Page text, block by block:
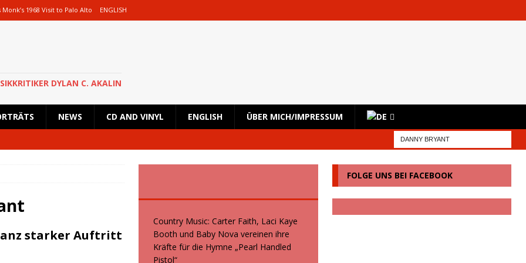
1968 Visit to Palo Alto ENGLISH
Creole and the Coconuts und Boogie Wonderstars machen den
italienische Fans machen den KunstRasen Bonn zu einem Platz der
DYLAN C. AKALIN
NEWS CD AND VINYL ENGLISH ÜBER MICH/IMPRESSUM
starker Auftritt
Country Music: Carter Faith, Laci Kaye
Booth und Baby Nova vereinen ihre
Kräfte für die Hymne „Pearl Handled
Pistol“
FOLGE UNS BEI FACEBOOK